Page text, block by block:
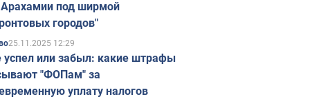
Арахамии под ширмой
городов"
25.11.2025 12:29
успел или забыл: какие штрафы
"ФОПам" за
уплату налогов